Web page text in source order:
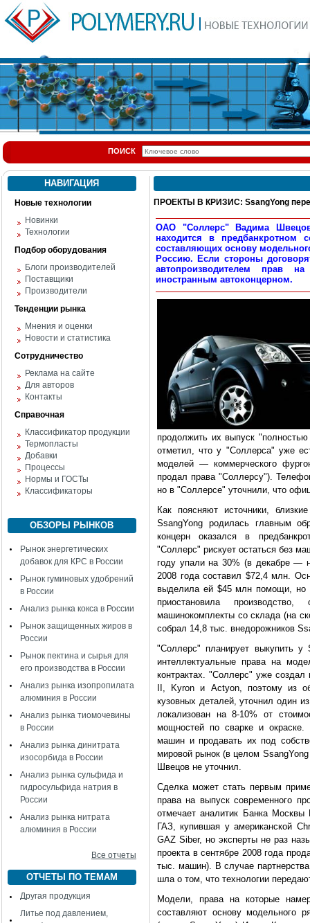
ПОИСК
НАВИГАЦИЯ
Новые технологии
Новинки
Технологии
Подбор оборудования
Блоги производителей
Поставщики
Производители
Тенденции рынка
Мнения и оценки
Новости и статистика
Сотрудничество
Реклама на сайте
Для авторов
Контакты
Справочная
Классификатор продукции
Термопласты
Добавки
Процессы
Нормы и ГОСТы
Классификаторы
ОБЗОРЫ РЫНКОВ
Рынок энергетических
добавок для КРС в России
Рынок гуминовых удобрений
в России
Анализ рынка кокса в России
Рынок защищенных жиров в
России
Рынок пектина и сырья для
его производства в России
Анализ рынка изопропилата
алюминия в России
Анализ рынка тиомочевины
в России
Анализ рынка динитрата
изосорбида в России
Анализ рынка сульфида и
гидросульфида натрия в
России
Анализ рынка нитрата
алюминия в России
Все отчеты
ОТЧЕТЫ ПО ТЕМАМ
Другая продукция
Литье под давлением,
ПРОЕКТЫ В КРИЗИС: SsangYong
ОАО "Соллерс" Вадима
находится в предбанкротном
составляющих основу
Россию. Если стороны
автопроизводителем прав
иностранным автоконцерном.
продолжить их выпуск
отметил, что у "Соллерса" уже
моделей — коммерческого
продал права "Соллерсу").
но в "Соллерсе" уточнили, что
Как поясняют источники,
SsangYong родилась главным
концерн оказался в
"Соллерс" рискует остаться без
году упали на 30% (в декабре —
2008 года составил $72,4 млн.
выделила ей $45 млн помощи, но
приостановила
машинокомплекты со склада (на
собрал 14,8 тыс. внедорожников
"Соллерс" планирует выкупить у
интеллектуальные права на
контрактах. "Соллерс" уже
II, Kyron и Actyon, поэтому из
кузовных деталей, уточнил один
локализован на 8-10% от
мощностей по сварке и окраске.
машин и продавать их под
мировой рынок (в целом
Швецов не уточнил.
Сделка может стать первым
права на выпуск современного
отмечает аналитик Банка
ГАЗ, купившая у американской
GAZ Siber, но эксперты не раз
проекта в сентябре 2008 года
тыс. машин). В случае
шла о том, что технологии
Модели, права на которые
составляют основу модельного